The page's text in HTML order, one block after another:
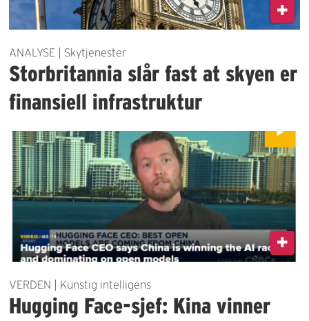
ANALYSE | Skytjenester
Storbritannia slår fast at skyen er
finansiell infrastruktur
VERDEN | Kunstig intelligens
Hugging Face-sjef: Kina vinner